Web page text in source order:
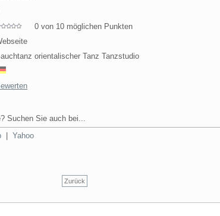
0 von 10 möglichen Punkten
orientalischer Tanz Tanzstudio
Suchen Sie auch bei...
Yahoo
Zurück